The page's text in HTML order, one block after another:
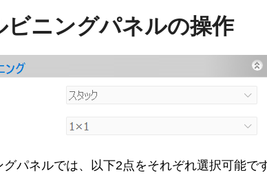
ビニングパネルの操作
パネルでは、以下2点をそれぞれ選択可能です